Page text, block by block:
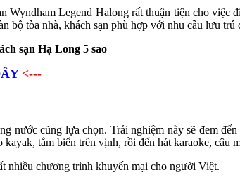
Wyndham Legend Halong rất thuận tiện cho
tòa nhà, khách sạn phù hợp với nhu cầu lưu
sạn Hạ Long 5 sao
<---
cũng lựa chọn. Trải nghiệm này sẽ đem
tắm biển trên vịnh, rồi đến hát karaoke,
nhiều chương trình khuyến mại cho người Việt.